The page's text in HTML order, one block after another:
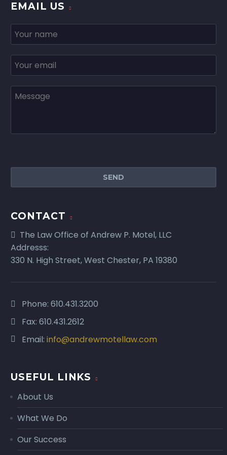
EMAIL US
CONTACT
The Law Office of Andrew P. Motel, LLC
Addresss:
330 N. High Street, West Chester, PA 19380
Phone: 610.431.3200
Fax: 610.431.2612
Email: info@andrewmotellaw.com
USEFUL LINKS
About Us
What We Do
Our Success